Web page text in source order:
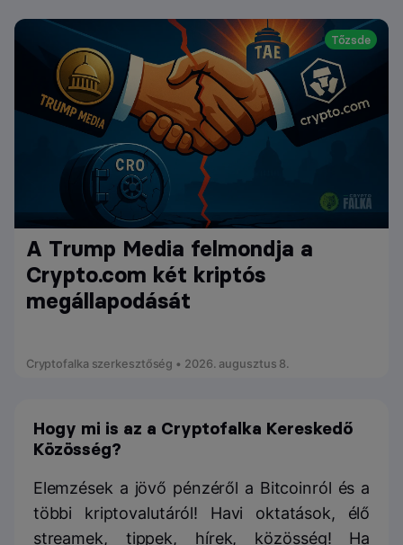
Tőzsde
A Trump Media felmondja a
Crypto.com két kriptós
megállapodását
Cryptofalka szerkesztőség • 2026. augusztus 8.
Hogy mi is az a Cryptofalka Kereskedő
Közösség?
Elemzések a jövő pénzéről a Bitcoinról és a
többi kriptovalutáról! Havi oktatások, élő
streamek, tippek, hírek, közösség! Ha